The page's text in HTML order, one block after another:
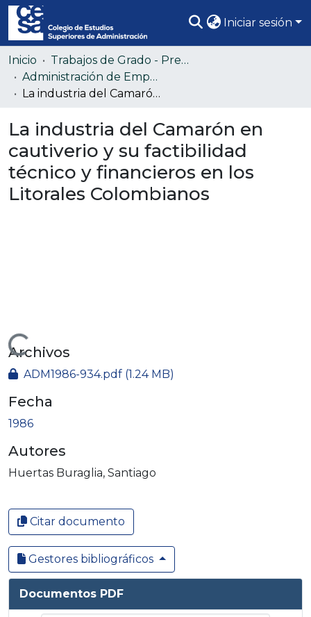
Iniciar sesión
Comunidades
Todo DSpace
Inicio
Trabajos de Grado - Pregrado
Administración de Empresas (Colección confidencial)
La industria del Camarón en cautiverio y su factibilidad técnico y financieros en los Litorales Colombianos
La industria del Camarón en
cautiverio y su factibilidad
técnico y financieros en los
Litorales Colombianos
Cargando...
Archivos
ADM1986-934.pdf (1.24 MB)
Fecha
1986
Autores
Huertas Buraglia, Santiago
Citar documento
Gestores bibliográficos
Documentos PDF